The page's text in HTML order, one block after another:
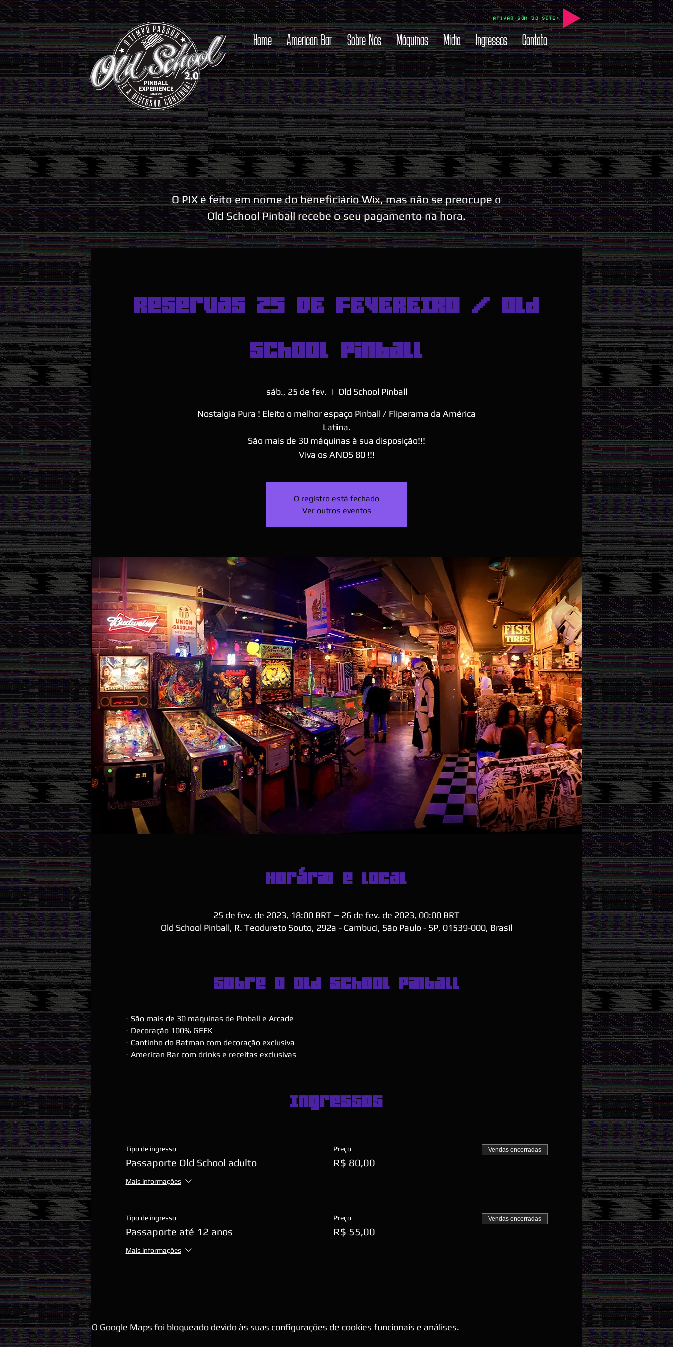
Home American Bar Sobre Nós Máquinas Mídia Ingressos Contato
ATIVAR SOM DO SITE>
O PIX é feito em nome do beneficiário Wix, mas não se preocupe o
Old School Pinball recebe o seu pagamento na hora.
Reservas 25 DE FEVEREIRO / Old
School Pinball
sáb., 25 de fev.
  |
Old School Pinball
Nostalgia Pura ! Eleito o melhor espaço Pinball / Fliperama da América
Latina.
São mais de 30 máquinas à sua disposição!!!
Viva os ANOS 80 !!!
O registro está fechado
Ver outros eventos
Horário e local
25 de fev. de 2023, 18:00 BRT – 26 de fev. de 2023, 00:00 BRT
Old School Pinball, R. Teodureto Souto, 292a - Cambuci, São Paulo - SP, 01539-000, Brasil
Sobre o Old School Pinball
- São mais de 30 máquinas de Pinball e Arcade
- Decoração 100% GEEK
- Cantinho do Batman com decoração exclusiva
- American Bar com drinks e receitas exclusivas
Ingressos
Tipo de ingresso
Passaporte Old School adulto
Mais informações
Preço
R$ 80,00
Vendas encerradas
Tipo de ingresso
Passaporte até 12 anos
Mais informações
Preço
R$ 55,00
Vendas encerradas
O Google Maps foi bloqueado devido às suas configurações de cookies funcionais e análises.